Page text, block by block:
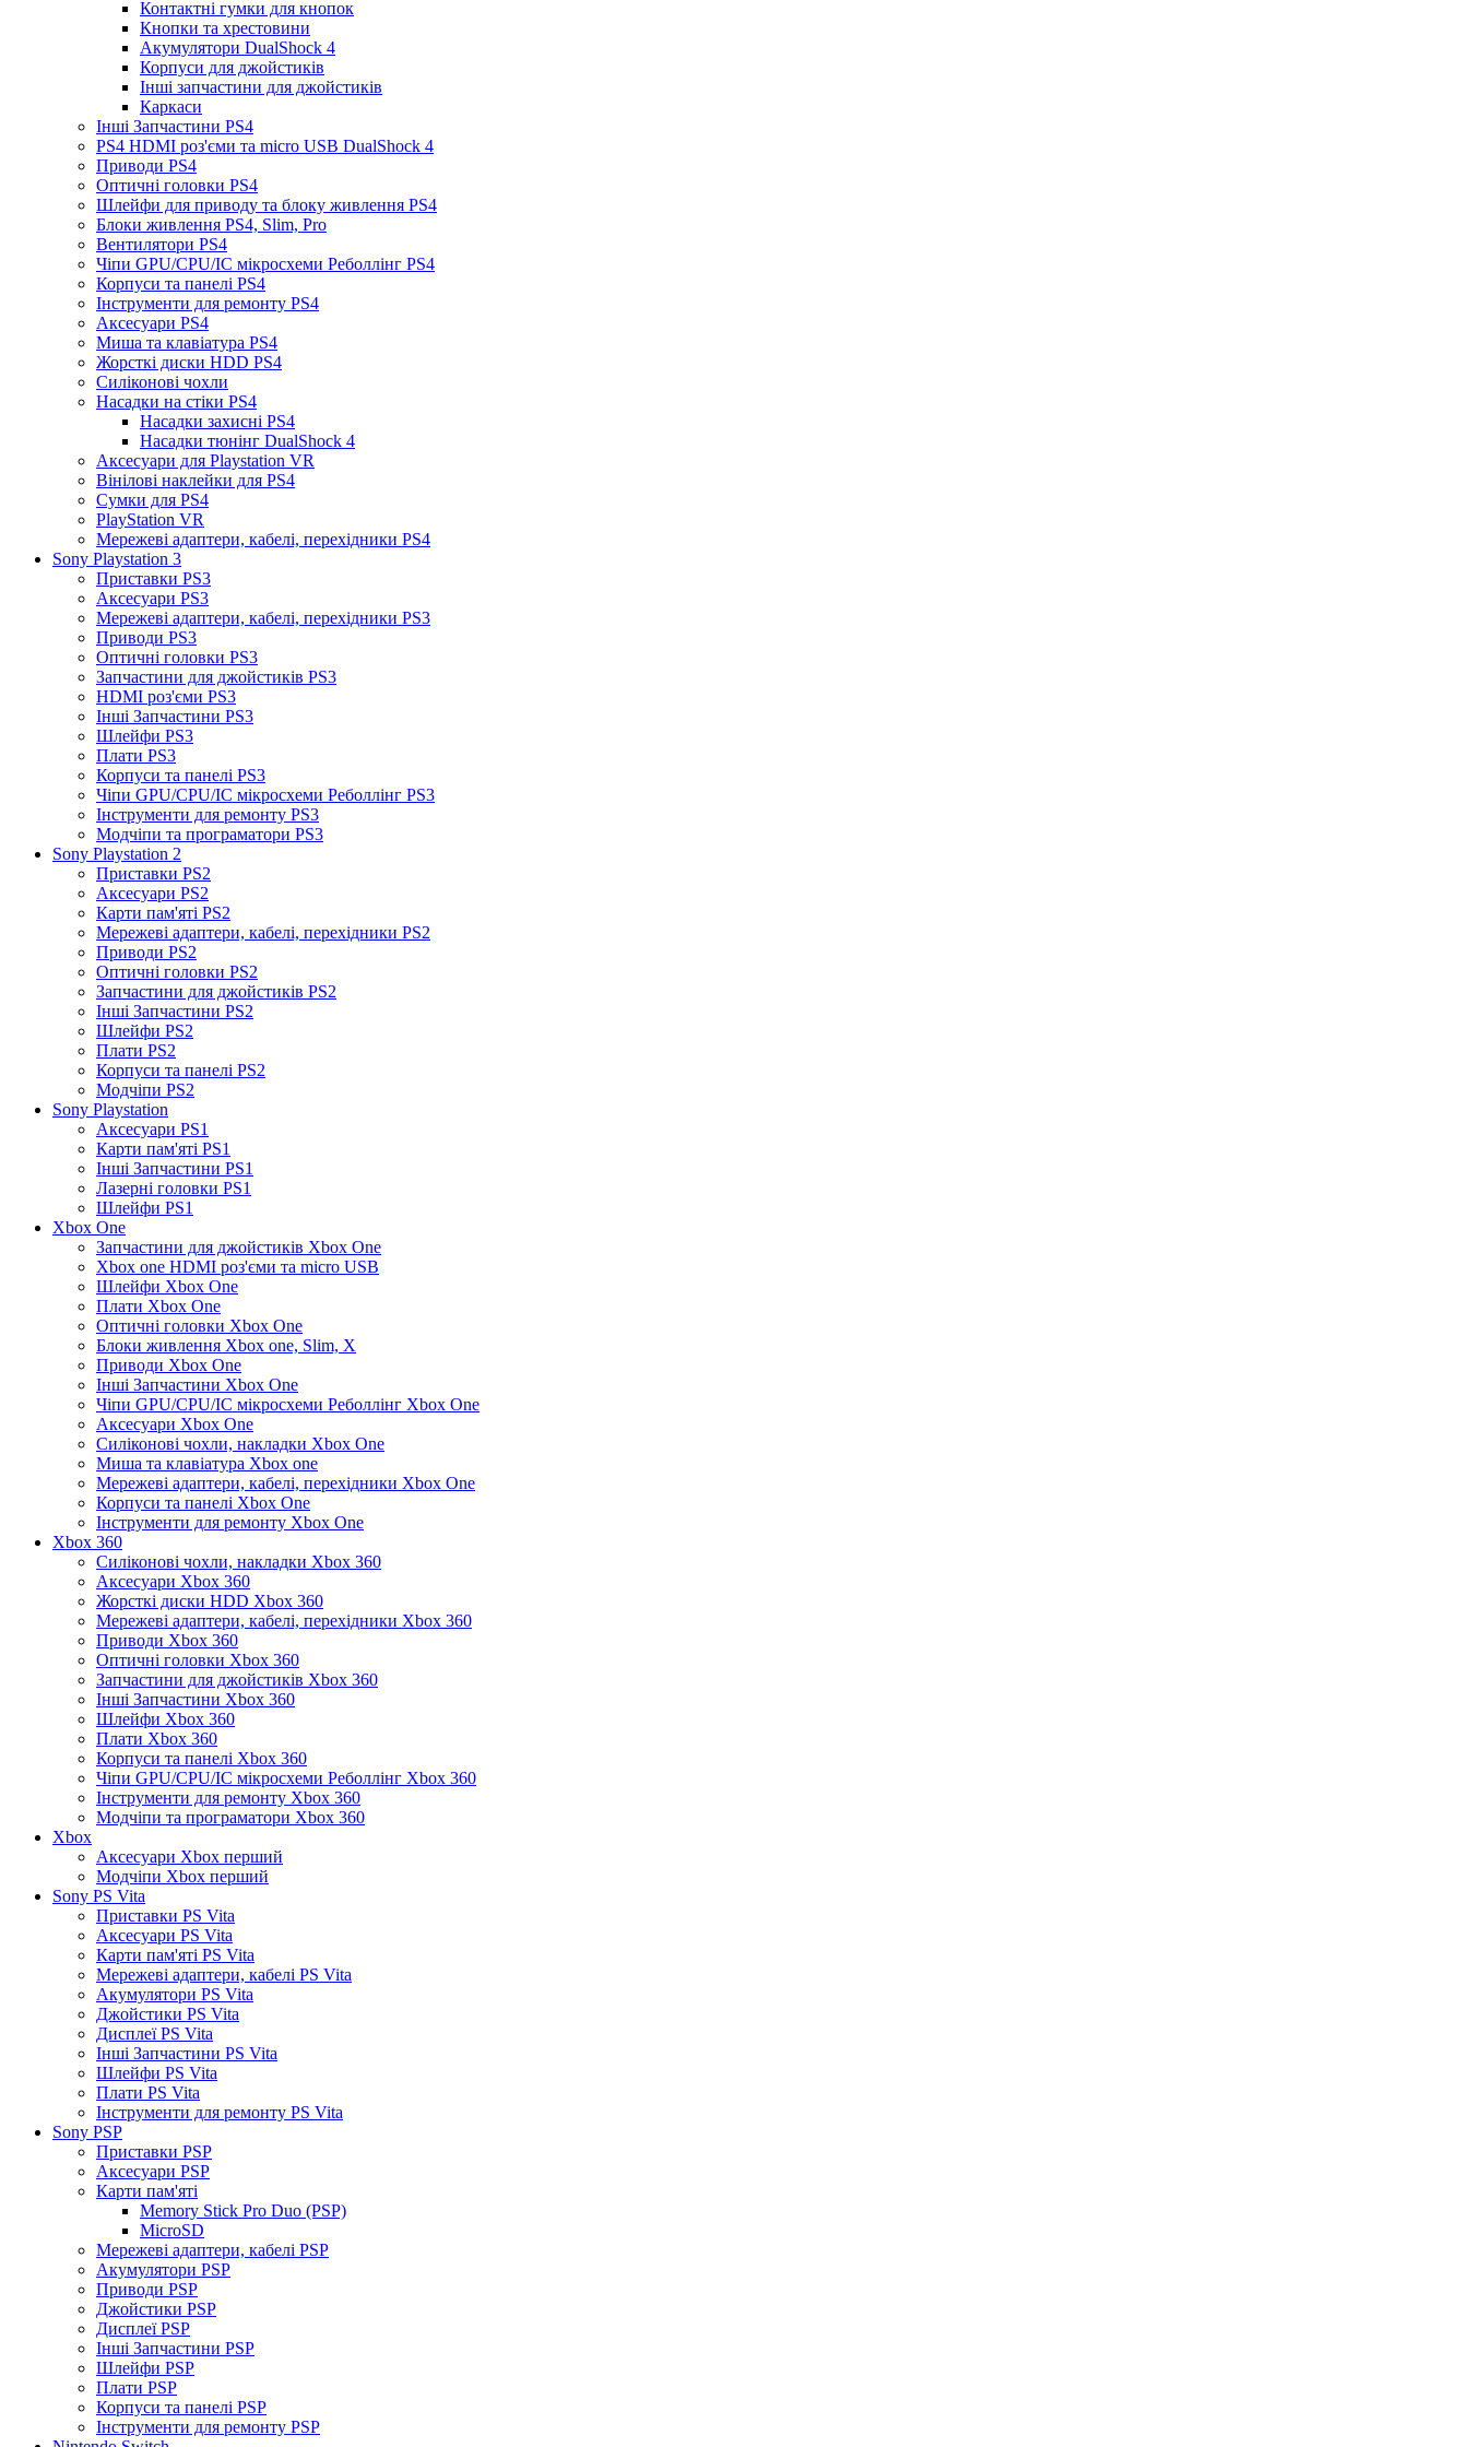
Контактні гумки для кнопок
Кнопки та хрестовини
Акумулятори DualShock 4
Корпуси для джойстиків
Інші запчастини для джойстиків
Каркаси
Інші Запчастини PS4
PS4 HDMI роз'єми та micro USB DualShock 4
Приводи PS4
Оптичні головки PS4
Шлейфи для приводу та блоку живлення PS4
Блоки живлення PS4, Slim, Pro
Вентилятори PS4
Чіпи GPU/CPU/IC мікросхеми Реболлінг PS4
Корпуси та панелі PS4
Інструменти для ремонту PS4
Аксесуари PS4
Миша та клавіатура PS4
Жорсткі диски HDD PS4
Силіконові чохли
Насадки на стіки PS4
Насадки захисні PS4
Насадки тюнінг DualShock 4
Аксесуари для Playstation VR
Вінілові наклейки для PS4
Сумки для PS4
PlayStation VR
Мережеві адаптери, кабелі, перехідники PS4
Sony Playstation 3
Приставки PS3
Аксесуари PS3
Мережеві адаптери, кабелі, перехідники PS3
Приводи PS3
Оптичні головки PS3
Запчастини для джойстиків PS3
HDMI роз'єми PS3
Інші Запчастини PS3
Шлейфи PS3
Плати PS3
Корпуси та панелі PS3
Чіпи GPU/CPU/IC мікросхеми Реболлінг PS3
Інструменти для ремонту PS3
Модчіпи та програматори PS3
Sony Playstation 2
Приставки PS2
Аксесуари PS2
Карти пам'яті PS2
Мережеві адаптери, кабелі, перехідники PS2
Приводи PS2
Оптичні головки PS2
Запчастини для джойстиків PS2
Інші Запчастини PS2
Шлейфи PS2
Плати PS2
Корпуси та панелі PS2
Модчіпи PS2
Sony Playstation
Аксесуари PS1
Карти пам'яті PS1
Інші Запчастини PS1
Лазерні головки PS1
Шлейфи PS1
Xbox One
Запчастини для джойстиків Xbox One
Xbox one HDMI роз'єми та micro USB
Шлейфи Xbox One
Плати Xbox One
Оптичні головки Xbox One
Блоки живлення Xbox one, Slim, X
Приводи Xbox One
Інші Запчастини Xbox One
Чіпи GPU/CPU/IC мікросхеми Реболлінг Xbox One
Аксесуари Xbox One
Силіконові чохли, накладки Xbox One
Миша та клавіатура Xbox one
Мережеві адаптери, кабелі, перехідники Xbox One
Корпуси та панелі Xbox One
Інструменти для ремонту Xbox One
Xbox 360
Силіконові чохли, накладки Xbox 360
Аксесуари Xbox 360
Жорсткі диски HDD Xbox 360
Мережеві адаптери, кабелі, перехідники Xbox 360
Приводи Xbox 360
Оптичні головки Xbox 360
Запчастини для джойстиків Xbox 360
Інші Запчастини Xbox 360
Шлейфи Xbox 360
Плати Xbox 360
Корпуси та панелі Xbox 360
Чіпи GPU/CPU/IC мікросхеми Реболлінг Xbox 360
Інструменти для ремонту Xbox 360
Модчіпи та програматори Xbox 360
Xbox
Аксесуари Xbox перший
Модчіпи Xbox перший
Sony PS Vita
Приставки PS Vita
Аксесуари PS Vita
Карти пам'яті PS Vita
Мережеві адаптери, кабелі PS Vita
Акумулятори PS Vita
Джойстики PS Vita
Дисплеї PS Vita
Інші Запчастини PS Vita
Шлейфи PS Vita
Плати PS Vita
Інструменти для ремонту PS Vita
Sony PSP
Приставки PSP
Аксесуари PSP
Карти пам'яті
Memory Stick Pro Duo (PSP)
MicroSD
Мережеві адаптери, кабелі PSP
Акумулятори PSP
Приводи PSP
Джойстики PSP
Дисплеї PSP
Інші Запчастини PSP
Шлейфи PSP
Плати PSP
Корпуси та панелі PSP
Інструменти для ремонту PSP